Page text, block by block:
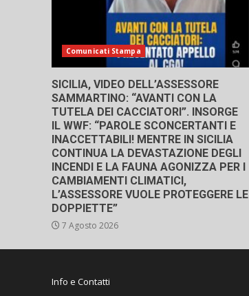
Comunicati Stampa
SICILIA, VIDEO DELL’ASSESSORE
SAMMARTINO: “AVANTI CON LA
TUTELA DEI CACCIATORI”. INSORGE
IL WWF: “PAROLE SCONCERTANTI E
INACCETTABILI! MENTRE IN SICILIA
CONTINUA LA DEVASTAZIONE DEGLI
INCENDI E LA FAUNA AGONIZZA PER I
CAMBIAMENTI CLIMATICI,
L’ASSESSORE VUOLE PROTEGGERE LE
DOPPIETTE”
7 Agosto 2026
Info e Contatti